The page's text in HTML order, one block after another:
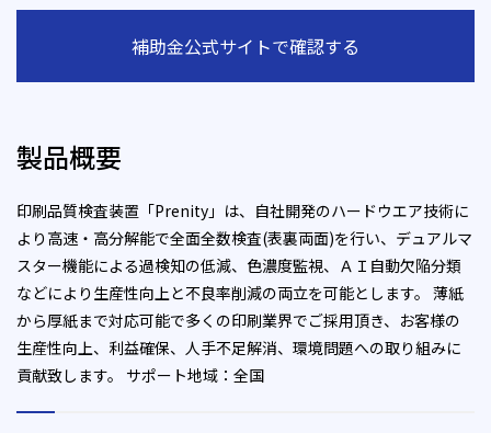
補助金公式サイトで確認する
製品概要
印刷品質検査装置「Prenity」は、自社開発のハードウエア技術に
より高速・高分解能で全面全数検査(表裏両面)を行い、デュアルマ
スター機能による過検知の低減、色濃度監視、ＡＩ自動欠陥分類
などにより生産性向上と不良率削減の両立を可能とします。 薄紙
から厚紙まで対応可能で多くの印刷業界でご採用頂き、お客様の
生産性向上、利益確保、人手不足解消、環境問題への取り組みに
貢献致します。 サポート地域：全国